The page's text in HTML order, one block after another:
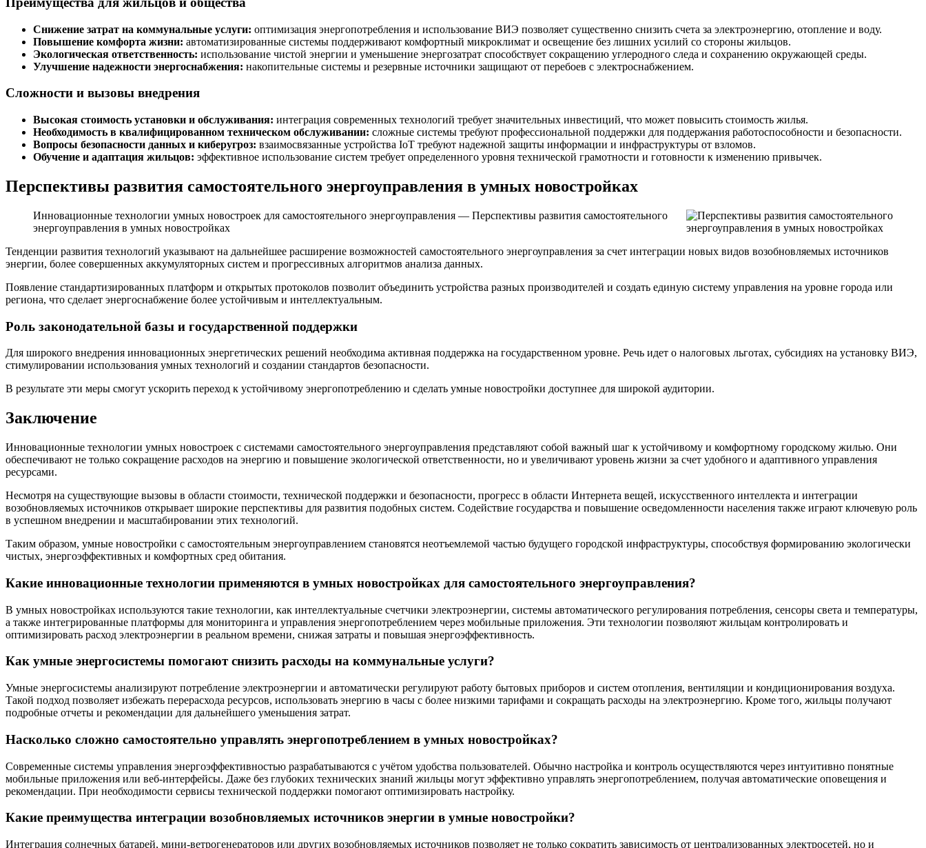
Снижение затрат на коммунальные услуги: оптимизация энергопотребления и использование ВИЭ позволяет существенно снизить счета за электроэнергию, отопление и воду.
Повышение комфорта жизни: автоматизированные системы поддерживают комфортный микроклимат и освещение без лишних усилий со стороны жильцов.
Экологическая ответственность: использование чистой энергии и уменьшение энергозатрат способствует сокращению углеродного следа и сохранению окружающей среды.
Улучшение надежности энергоснабжения: накопительные системы и резервные источники защищают от перебоев с электроснабжением.
Сложности и вызовы внедрения
Высокая стоимость установки и обслуживания: интеграция современных технологий требует значительных инвестиций, что может повысить стоимость жилья.
Необходимость в квалифицированном техническом обслуживании: сложные системы требуют профессиональной поддержки для поддержания работоспособности и безопасности.
Вопросы безопасности данных и киберугроз: взаимосвязанные устройства IoT требуют надежной защиты информации и инфраструктуры от взломов.
Обучение и адаптация жильцов: эффективное использование систем требует определенного уровня технической грамотности и готовности к изменению привычек.
Перспективы развития самостоятельного энергоуправления в умных новостройках
Инновационные технологии умных новостроек для самостоятельного энергоуправления — Перспективы развития самостоятельного
энергоуправления в умных новостройках
Тенденции развития технологий указывают на дальнейшее расширение возможностей самостоятельного энергоуправления за счет интеграции новых видов возобновляемых источников
энергии, более совершенных аккумуляторных систем и прогрессивных алгоритмов анализа данных.
Появление стандартизированных платформ и открытых протоколов позволит объединить устройства разных производителей и создать единую систему управления на уровне города или
региона, что сделает энергоснабжение более устойчивым и интеллектуальным.
Роль законодательной базы и государственной поддержки
Для широкого внедрения инновационных энергетических решений необходима активная поддержка на государственном уровне. Речь идет о налоговых льготах, субсидиях на установку ВИЭ,
стимулировании использования умных технологий и создании стандартов безопасности.
В результате эти меры смогут ускорить переход к устойчивому энергопотреблению и сделать умные новостройки доступнее для широкой аудитории.
Заключение
Инновационные технологии умных новостроек с системами самостоятельного энергоуправления представляют собой важный шаг к устойчивому и комфортному городскому жилью. Они
обеспечивают не только сокращение расходов на энергию и повышение экологической ответственности, но и увеличивают уровень жизни за счет удобного и адаптивного управления
ресурсами.
Несмотря на существующие вызовы в области стоимости, технической поддержки и безопасности, прогресс в области Интернета вещей, искусственного интеллекта и интеграции
возобновляемых источников открывает широкие перспективы для развития подобных систем. Содействие государства и повышение осведомленности населения также играют ключевую роль
в успешном внедрении и масштабировании этих технологий.
Таким образом, умные новостройки с самостоятельным энергоуправлением становятся неотъемлемой частью будущего городской инфраструктуры, способствуя формированию экологически
чистых, энергоэффективных и комфортных сред обитания.
Какие инновационные технологии применяются в умных новостройках для самостоятельного энергоуправления?
В умных новостройках используются такие технологии, как интеллектуальные счетчики электроэнергии, системы автоматического регулирования потребления, сенсоры света и температуры,
а также интегрированные платформы для мониторинга и управления энергопотреблением через мобильные приложения. Эти технологии позволяют жильцам контролировать и
оптимизировать расход электроэнергии в реальном времени, снижая затраты и повышая энергоэффективность.
Как умные энергосистемы помогают снизить расходы на коммунальные услуги?
Умные энергосистемы анализируют потребление электроэнергии и автоматически регулируют работу бытовых приборов и систем отопления, вентиляции и кондиционирования воздуха.
Такой подход позволяет избежать перерасхода ресурсов, использовать энергию в часы с более низкими тарифами и сокращать расходы на электроэнергию. Кроме того, жильцы получают
подробные отчеты и рекомендации для дальнейшего уменьшения затрат.
Насколько сложно самостоятельно управлять энергопотреблением в умных новостройках?
Современные системы управления энергоэффективностью разрабатываются с учётом удобства пользователей. Обычно настройка и контроль осуществляются через интуитивно понятные
мобильные приложения или веб-интерфейсы. Даже без глубоких технических знаний жильцы могут эффективно управлять энергопотреблением, получая автоматические оповещения и
рекомендации. При необходимости сервисы технической поддержки помогают оптимизировать настройку.
Какие преимущества интеграции возобновляемых источников энергии в умные новостройки?
Интеграция солнечных батарей, мини-ветрогенераторов или других возобновляемых источников позволяет не только сократить зависимость от централизованных электросетей, но и